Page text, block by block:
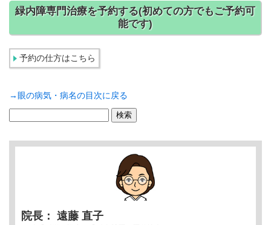
緑内障専門治療を予約する(初めての方でもご予約可
能です)
予約の仕方はこちら
→眼の病気・病名の目次に戻る
院長： 遠藤 直子